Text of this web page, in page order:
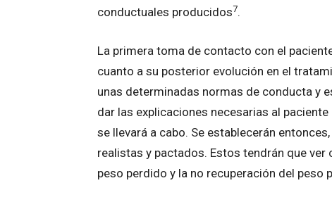
conductuales producidos7.
La primera toma de contacto con el
cuanto a su posterior evolución en el
unas determinadas normas de conducta y
dar las explicaciones necesarias al
se llevará a cabo. Se establecerán
realistas y pactados. Estos tendrán que
peso perdido y la no recuperación del peso